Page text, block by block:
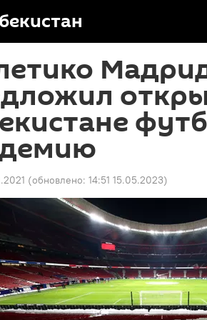
(обновлено: 14:51 15.05.2023)